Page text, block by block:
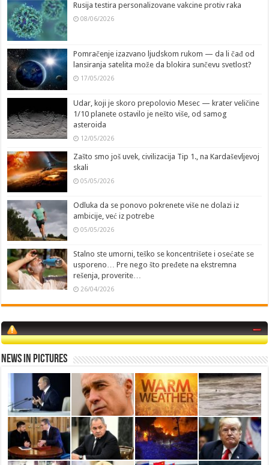
Rusija testira personalizovane vakcine protiv raka
08/06/2026
Pomračenje izazvano ljudskom rukom — da li čađ od
lansiranja satelita može da blokira sunčevu svetlost?
17/05/2026
Udar, koji je skoro prepolovio Mesec — krater veličine
1/10 planete ostavilo je nešto više, od samog
asteroida
12/05/2026
Zašto smo još uvek, civilizacija Tip 1., na Kardaševljevoj
skali
05/05/2026
Odluka da se ponovo pokrenete više ne dolazi iz
ambicije, već iz potrebe
05/05/2026
Stalno ste umorni, teško se koncentrišete i osećate se
usporeno… Pre nego što pređete na ekstremna
rešenja, proverite…
26/04/2026
News in Pictures